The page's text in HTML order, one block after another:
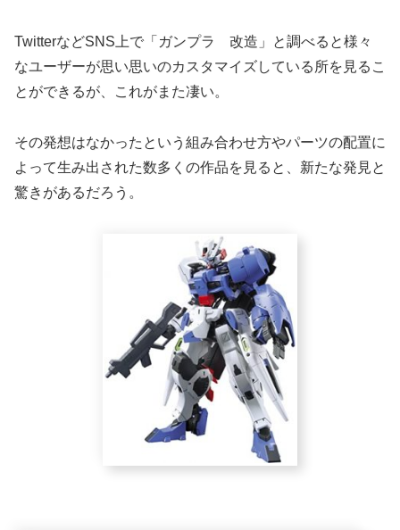
TwitterなどSNS上で「ガンプラ 改造」と調べると様々
なユーザーが思い思いのカスタマイズしている所を見るこ
とができるが、これがまた凄い。
その発想はなかったという組み合わせ方やパーツの配置に
よって生み出された数多くの作品を見ると、新たな発見と
驚きがあるだろう。